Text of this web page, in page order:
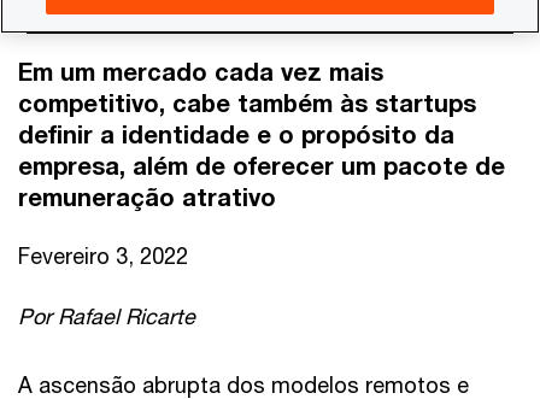
Em um mercado cada vez mais
competitivo, cabe também às startups
definir a identidade e o propósito da
empresa, além de oferecer um pacote de
remuneração atrativo
Fevereiro 3, 2022
Por Rafael Ricarte
A ascensão abrupta dos modelos remotos e